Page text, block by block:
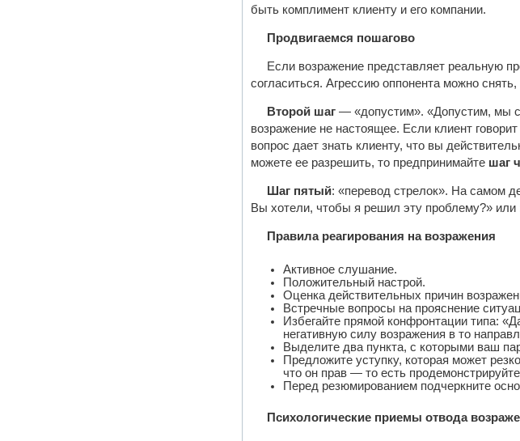
быть комплимент клиенту и его компании.
Продвигаемся пошагово
Если возражение представляет реальную
согласиться. Агрессию оппонента можно
Второй шаг — «допустим». «Допустим, мы
возражение не настоящее. Если клиент
вопрос дает знать клиенту, что вы
можете ее разрешить, то предпринимайте шаг
Шаг пятый: «перевод стрелок». На самом
Вы хотели, чтобы я решил эту проблему?»
Правила реагирования на возражения
Активное слушание.
Положительный настрой.
Оценка действительных причин
Встречные вопросы на прояснение
Избегайте прямой конфронтации типа:
негативную силу возражения в то
Выделите два пункта, с которыми ваш
Предложите уступку, которая может
что он прав — то есть
Перед резюмированием подчеркните
Психологические приемы отвода